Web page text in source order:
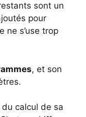
sont un
pour
ne s’use trop
, et son
calcul de sa